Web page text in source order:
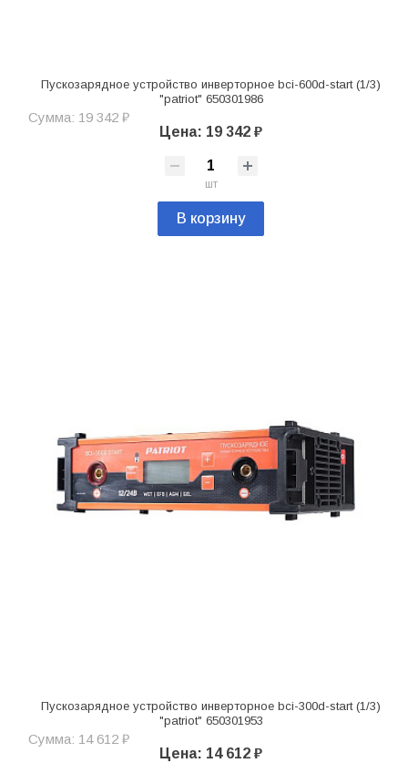
Пускозарядное устройство инверторное bci-600d-start (1/3)
"patriot" 650301986
Сумма: 19 342 ₽
Цена: 19 342 ₽
шт
В корзину
Пускозарядное устройство инверторное bci-300d-start (1/3)
"patriot" 650301953
Сумма: 14 612 ₽
Цена: 14 612 ₽